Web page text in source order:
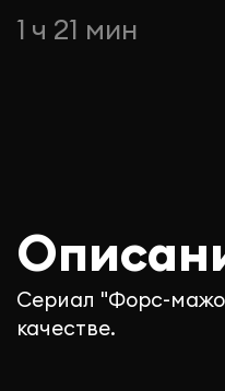
1 ч 21 мин
Сериал "Форс-
качестве.